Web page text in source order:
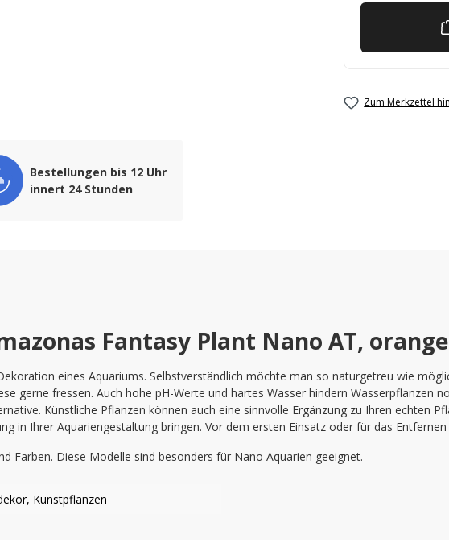
Zum Merkzettel
Bestellungen bis 12 Uhr
innert 24 Stunden
Fantasy Plant Nano AT,
eines Aquariums. Selbstverständlich möchte man so naturgetreu wie
gerne fressen. Auch hohe pH-Werte und hartes Wasser hindern Wasserpflanzen
Künstliche Pflanzen können auch eine sinnvolle Ergänzung zu Ihren echten
in Ihrer Aquariengestaltung bringen. Vor dem ersten Einsatz oder für das
Farben. Diese Modelle sind besonders für Nano Aquarien geeignet.
, Kunstpflanzen